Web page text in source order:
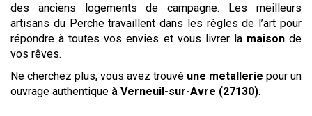
des anciens logements de campagne. Les meilleurs
artisans du Perche travaillent dans les règles de l’art pour
répondre à toutes vos envies et vous livrer la maisonde
vos rêves.
Ne cherchez plus, vous avez trouvé une metallerie pour un
ouvrage authentique à Verneuil-sur-Avre (27130).